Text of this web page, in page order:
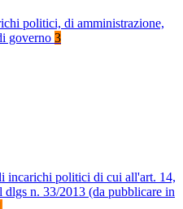
politici, di amministrazione,
governo 3
incarichi politici di cui all'art. 14,
dlgs n. 33/2013 (da pubblicare in